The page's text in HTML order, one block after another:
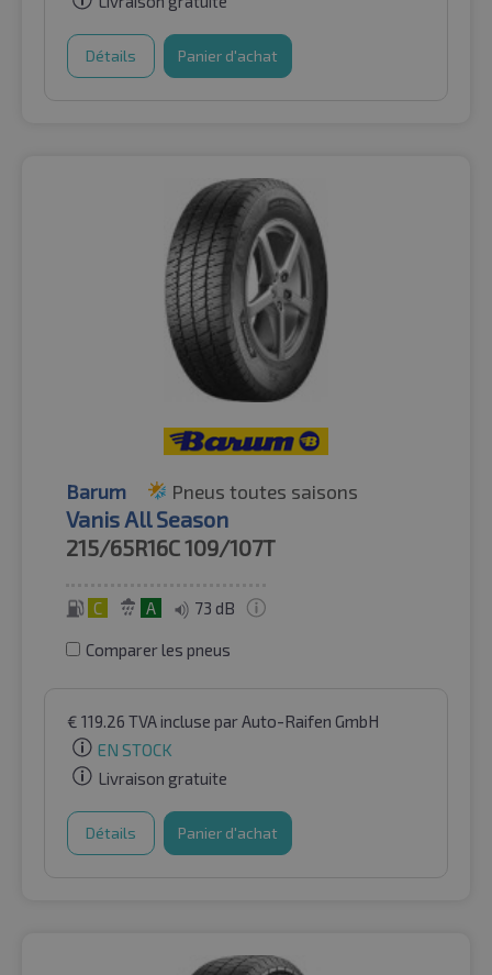
Détails Panier d'achat
Barum Pneus toutes saisons
Vanis All Season
215/65R16C109/107T
C A 73 dB
Comparer les pneus
€ 119.26 TVA incluse par Auto-Raifen GmbH
EN STOCK
Livraison gratuite
Détails Panier d'achat